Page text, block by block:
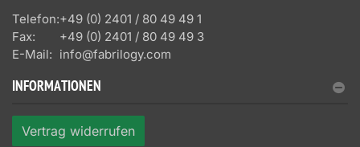
Telefon:+49 (0) 2401 / 80 49 49 1
Fax:
+49 (0) 2401 / 80 49 49 3
E-Mail: info@fabrilogy.com
INFORMATIONEN
Vertrag widerrufen